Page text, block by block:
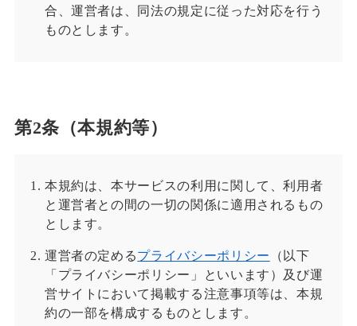
合、運営者は、同法の規定に従った対応を行う
ものとします。
第2条（本規約等）
本規約は、本サービスの利用に関して、利用者
と運営者との間の一切の関係に適用されるもの
とします。
運営者の定めるプライバシーポリシー
（以下
「プライバシーポリシー」といいます）及び運
営サイトにおいて掲載する注意事項等は、本規
約の一部を構成するものとします。